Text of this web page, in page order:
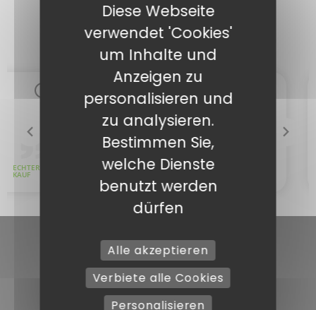
Diese Webseite
verwendet 'Cookies'
um Inhalte und
Anzeigen zu
personalisieren und
zu analysieren.
Bestimmen Sie,
welche Dienste
benutzt werden
dürfen
Alle akzeptieren
Verbiete alle Cookies
Personalisieren